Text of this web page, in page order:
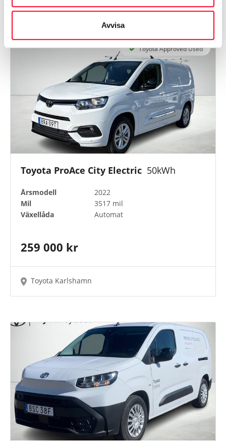
Avvisa
Toyota Approved Used
Toyota ProAce City Electric 50kWh
Årsmodell
2022
Mil
3517 mil
Växellåda
Automat
259 000 kr
Toyota Karlshamn